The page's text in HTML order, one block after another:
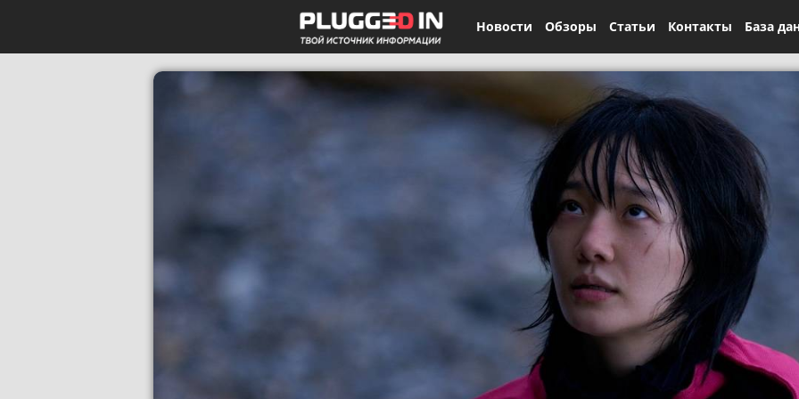
Новости Обзоры Статьи Контакты База